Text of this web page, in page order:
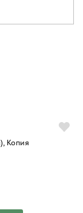
Копия